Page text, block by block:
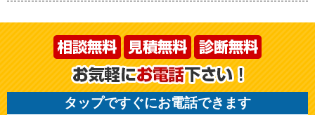
タップですぐにお電話できます